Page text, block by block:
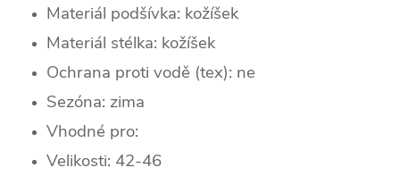
Materiál podšívka: kožíšek
Materiál stélka: kožíšek
Ochrana proti vodě (tex): ne
Sezóna: zima
Vhodné pro:
Velikosti: 42-46